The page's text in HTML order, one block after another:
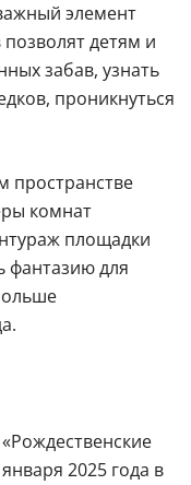
элемент
детям и
забав, узнать
проникнуться
пространстве
комнат
площадки
фантазию для
2025 года в